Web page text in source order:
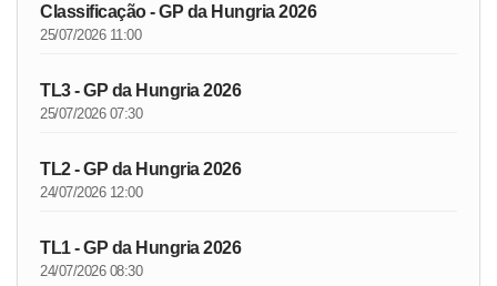
Classificação - GP da Hungria 2026
25/07/2026 11:00
TL3 - GP da Hungria 2026
25/07/2026 07:30
TL2 - GP da Hungria 2026
24/07/2026 12:00
TL1 - GP da Hungria 2026
24/07/2026 08:30